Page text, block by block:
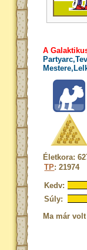
A
Életkora:
TP: 21974
Kedv:
Súly:
Ma már